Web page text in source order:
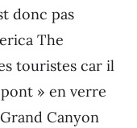
donc pas
The
touristes car il
pont » en verre
Canyon